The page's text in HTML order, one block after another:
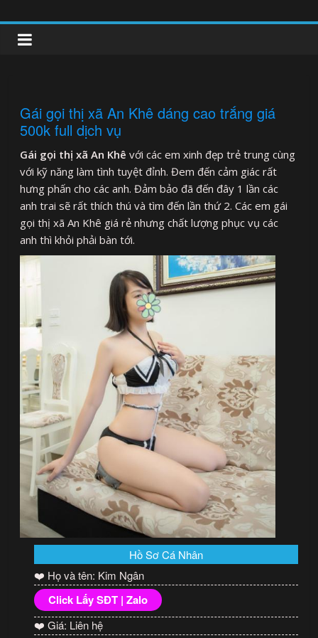
to
content
clipnonglive.com
Gái gọi thị xã An Khê dáng cao trắng giá
500k full dịch vụ
Gái gọi thị xã An Khê với các em xinh đẹp trẻ trung cùng
với kỹ năng làm tình tuyệt đỉnh. Đem đến cảm giác rất
hưng phấn cho các anh. Đảm bảo đã đến đây 1 lần các
anh trai sẽ rất thích thú và tìm đến lần thứ 2. Các em gái
gọi thị xã An Khê giá rẻ nhưng chất lượng phục vụ các
anh thì khỏi phải bàn tới.
Hồ Sơ Cá Nhân
❤️ Họ và tên: Kim Ngân
Click Lấy SĐT | Zalo
❤️ Giá: Liên hệ